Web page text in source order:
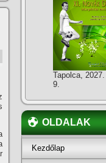
Tapolca,
9.
OLDALAK
Kezdőlap